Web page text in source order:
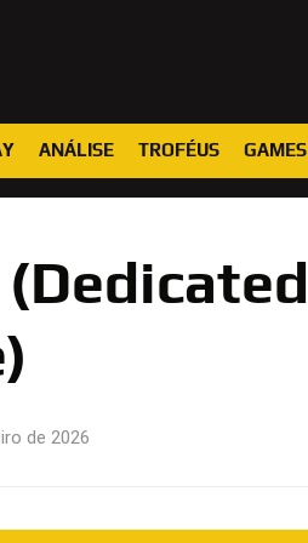
ANÁLISE TROFÉUS GAMES
de 2026